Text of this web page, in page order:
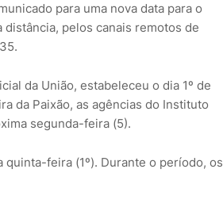
para uma nova data para o
pelos canais remotos de
da União, estabeleceu o dia 1º de
da Paixão, as agências do Instituto
segunda-feira (5).
quinta-feira (1º). Durante o período, os